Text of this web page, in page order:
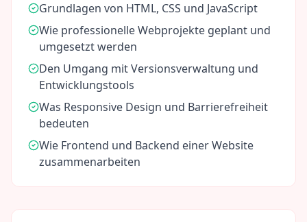
Grundlagen von HTML, CSS und JavaScript
Wie professionelle Webprojekte geplant und
umgesetzt werden
Den Umgang mit Versionsverwaltung und
Entwicklungstools
Was Responsive Design und Barrierefreiheit
bedeuten
Wie Frontend und Backend einer Website
zusammenarbeiten